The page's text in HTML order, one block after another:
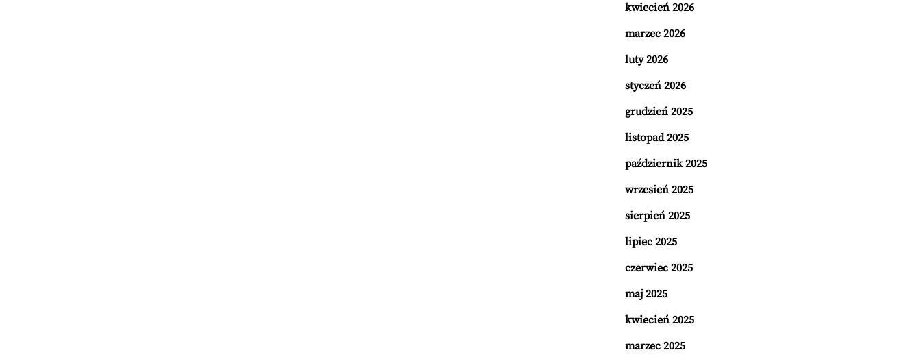
kwiecień 2026
marzec 2026
luty 2026
styczeń 2026
grudzień 2025
listopad 2025
październik 2025
wrzesień 2025
sierpień 2025
lipiec 2025
czerwiec 2025
maj 2025
kwiecień 2025
marzec 2025